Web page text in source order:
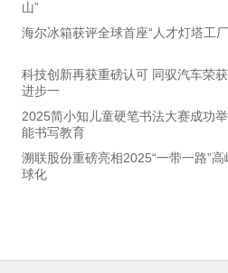
山”
海尔冰箱获评全球首座“人才灯塔工
科技创新再获重磅认可 同驭汽车荣
进步一
2025简小知儿童硬笔书法大赛成功
能书写教育
溯联股份重磅亮相2025“一带一路”
球化